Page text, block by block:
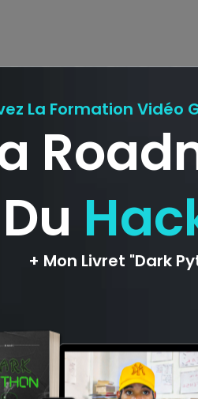
sont indiqués avec*